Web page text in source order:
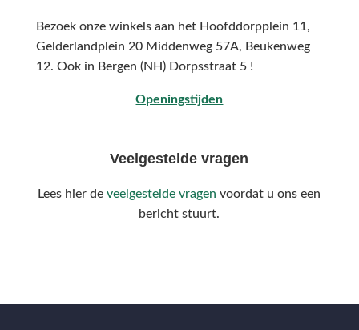
Bezoek onze winkels aan het Hoofddorpplein 11,
Gelderlandplein 20 Middenweg 57A, Beukenweg
12. Ook in Bergen (NH) Dorpsstraat 5 !
Openingstijden
Veelgestelde vragen
Lees hier deveelgestelde vragen voordat u ons een
bericht stuurt.